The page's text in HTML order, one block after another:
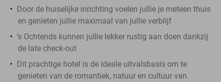
Door de huiselijke inrichting voelen jullie je meteen thuis
en genieten jullie maximaal van jullie verblijf
's Ochtends kunnen jullie lekker rustig aan doen dankzij
de late check-out
Dit prachtige hotel is de ideale uitvalsbasis om te
genieten van de romantiek, natuur en cultuur van